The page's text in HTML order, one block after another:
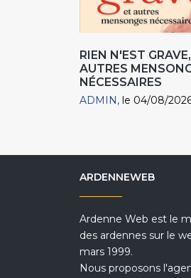
RIEN N'EST
AUTRES
NÉCESSAIRES
ADMIN le 04/08/
ARDENNEWEB
Ardenne Web est le
des ardennes sur le
mars 1999.
Nous proposons